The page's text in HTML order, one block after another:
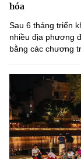
hóa
Sau 6 tháng triển
nhiều địa phương
bằng các chương